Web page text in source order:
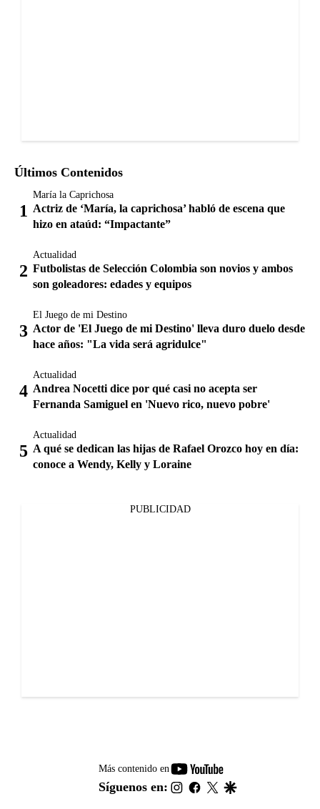
Últimos Contenidos
María la Caprichosa
Actriz de ‘María, la caprichosa’ habló de escena que
hizo en ataúd: “Impactante”
Actualidad
Futbolistas de Selección Colombia son novios y ambos
son goleadores: edades y equipos
El Juego de mi Destino
Actor de 'El Juego de mi Destino' lleva duro duelo desde
hace años: "La vida será agridulce"
Actualidad
Andrea Nocetti dice por qué casi no acepta ser
Fernanda Samiguel en 'Nuevo rico, nuevo pobre'
Actualidad
A qué se dedican las hijas de Rafael Orozco hoy en día:
conoce a Wendy, Kelly y Loraine
PUBLICIDAD
Más contenido en
youtube-
footer
Síguenos en: instagram
facebook
twitter